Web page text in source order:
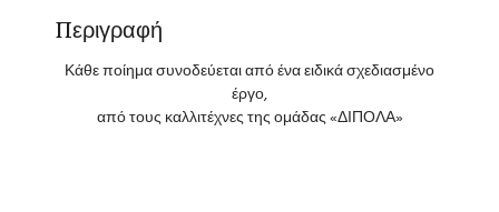
Περιγραφή
Κάθε ποίημα συνοδεύεται από ένα ειδικά σχεδιασμένο
έργο,
από τους καλλιτέχνες της ομάδας «ΔΙΠΟΛΑ»